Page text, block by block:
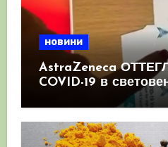
новини
AstraZeneca
COVID-19 в
като призна, че те